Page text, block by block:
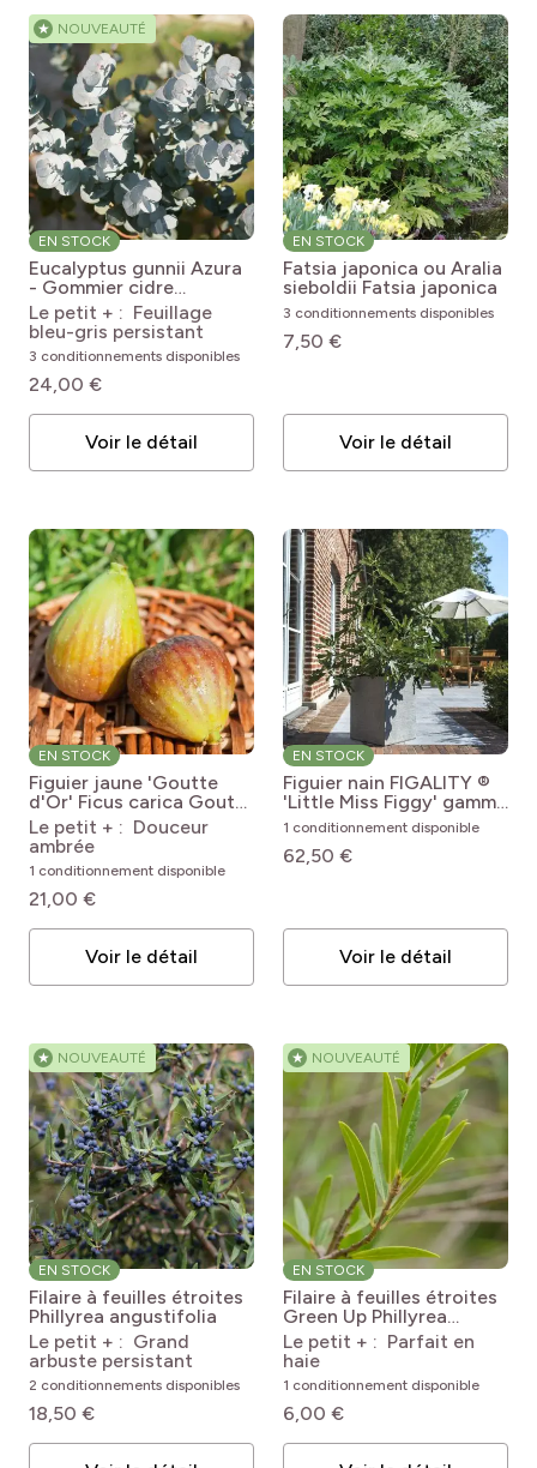
★ NOUVEAUTÉ
EN STOCK
Eucalyptus gunnii Azura
- Gommier cidre
Eucalyptus gunnii
Azura® Cagire
Le petit + : Feuillage
bleu-gris persistant
3 conditionnements disponibles
24,00 €
Voir le détail
EN STOCK
Fatsia japonica ou Aralia
sieboldii Fatsia japonica
3 conditionnements disponibles
7,50 €
Voir le détail
EN STOCK
Figuier jaune 'Goutte
d'Or' Ficus carica Goutte
d'Or
Le petit + : Douceur
ambrée
1 conditionnement disponible
21,00 €
Voir le détail
EN STOCK
Figuier nain FIGALITY ®
'Little Miss Figgy' gamme
FRUITALITY ® Ficus
carica Figality 'Majoam'
1 conditionnement disponible
62,50 €
Voir le détail
★ NOUVEAUTÉ
EN STOCK
Filaire à feuilles étroites
Phillyrea angustifolia
Le petit + : Grand
arbuste persistant
2 conditionnements disponibles
18,50 €
★ NOUVEAUTÉ
EN STOCK
Filaire à feuilles étroites
Green Up Phillyrea
angustifolia Green Up
Le petit + : Parfait en
haie
1 conditionnement disponible
6,00 €